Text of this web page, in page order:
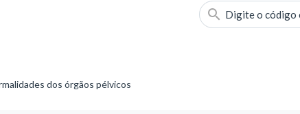
Digite o código
dos órgãos pélvicos